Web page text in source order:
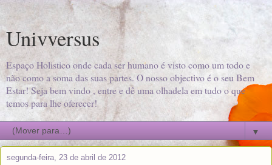
Univversus
Espaço Holistico onde cada ser humano é visto como um todo e
não como a soma das suas partes. O nosso objectivo é o seu Bem
Estar! Seja bem vindo , entre e dê uma olhadela em tudo o que
temos para lhe oferecer!
▼
segunda-feira, 23 de abril de 2012